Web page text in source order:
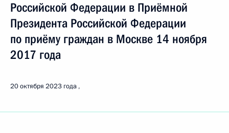
Российской Федерации в Приёмной
Президента Российской Федерации
по приёму граждан в Москве 14 ноября
2017 года
20 октября 2023 года